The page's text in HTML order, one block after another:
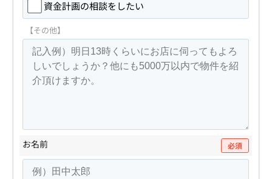
資金計画の相談をしたい
【その他】
お名前 必須